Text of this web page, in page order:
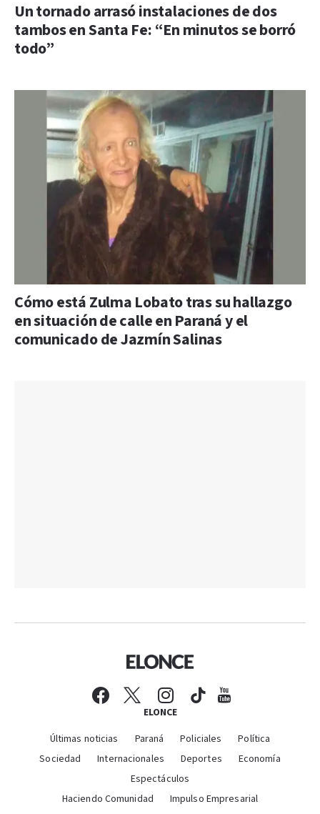
Un tornado arrasó instalaciones de dos
tambos en Santa Fe: “En minutos se borró
todo”
Cómo está Zulma Lobato tras su hallazgo
en situación de calle en Paraná y el
comunicado de Jazmín Salinas
ELONCE
Últimas noticias Paraná Policiales
Política
Sociedad
Internacionales Deportes
Economía
Espectáculos
Haciendo Comunidad
Impulso Empresarial